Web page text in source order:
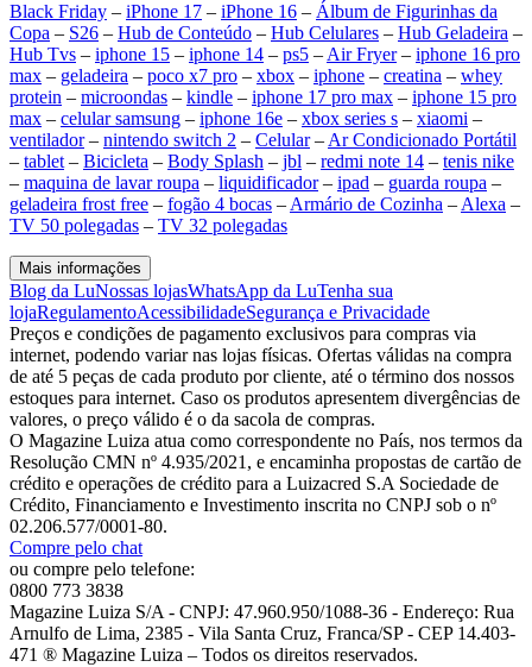
Black Friday – iPhone 17 – iPhone 16 – Álbum de Figurinhas da
Copa – S26 – Hub de Conteúdo – Hub Celulares – Hub Geladeira –
Hub Tvs – iphone 15 – iphone 14 – ps5 – Air Fryer– iphone 16 pro
max – geladeira – poco x7 pro – xbox – iphone – creatina – whey
protein – microondas – kindle – iphone 17 pro max – iphone 15 pro
max – celular samsung – iphone 16e – xbox series s – xiaomi –
ventilador– nintendo switch 2 – Celular– Ar Condicionado Portátil
– tablet – Bicicleta – Body Splash – jbl – redmi note 14 – tenis nike
– maquina de lavar roupa – liquidificador– ipad – guarda roupa –
geladeira frost free – fogão 4 bocas – Armário de Cozinha – Alexa –
TV 50 polegadas – TV 32 polegadas
Mais informações
Blog da LuNossas lojasWhatsApp da LuTenha sua
lojaRegulamentoAcessibilidadeSegurança e Privacidade
Preços e condições de pagamento exclusivos para compras via
internet, podendo variar nas lojas físicas. Ofertas válidas na compra
de até 5 peças de cada produto por cliente, até o término dos nossos
estoques para internet. Caso os produtos apresentem divergências de
valores, o preço válido é o da sacola de compras.
O Magazine Luiza atua como correspondente no País, nos termos da
Resolução CMN nº 4.935/2021, e encaminha propostas de cartão de
crédito e operações de crédito para a Luizacred S.A Sociedade de
Crédito, Financiamento e Investimento inscrita no CNPJ sob o nº
02.206.577/0001-80.
Compre pelo chat
ou compre pelo telefone:
0800 773 3838
Magazine Luiza S/A - CNPJ: 47.960.950/1088-36 - Endereço: Rua
Arnulfo de Lima, 2385 - Vila Santa Cruz, Franca/SP - CEP 14.403-
471 ® Magazine Luiza – Todos os direitos reservados.